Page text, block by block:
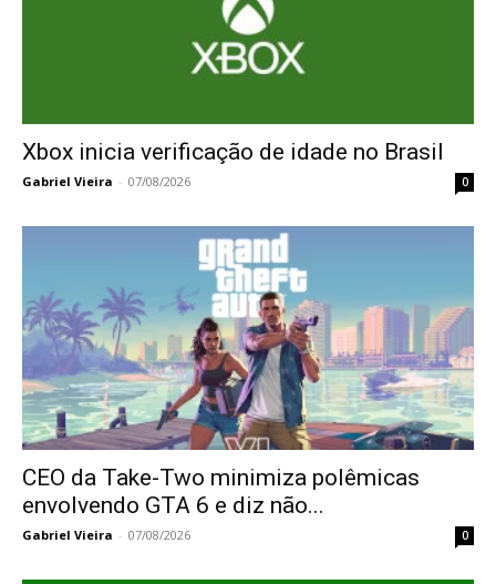
Xbox inicia verificação de idade no Brasil
Gabriel Vieira - 07/08/2026 0
CEO da Take-Two minimiza polêmicas
envolvendo GTA 6 e diz não...
Gabriel Vieira - 07/08/2026 0